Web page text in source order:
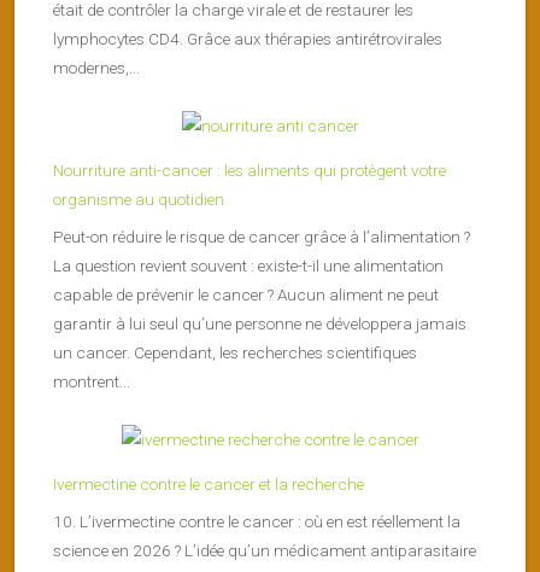
était de contrôler la charge virale et de restaurer les
lymphocytes CD4. Grâce aux thérapies antirétrovirales
modernes,...
Nourriture anti-cancer : les aliments qui protègent votre
organisme au quotidien
Peut-on réduire le risque de cancer grâce à l’alimentation ?
La question revient souvent : existe-t-il une alimentation
capable de prévenir le cancer ? Aucun aliment ne peut
garantir à lui seul qu’une personne ne développera jamais
un cancer. Cependant, les recherches scientifiques
montrent...
Ivermectine contre le cancer et la recherche
10. L’ivermectine contre le cancer : où en est réellement la
science en 2026 ? L’idée qu’un médicament antiparasitaire